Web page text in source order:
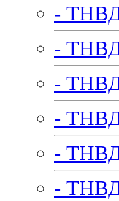
-
-
-
-
- ТНВД
-